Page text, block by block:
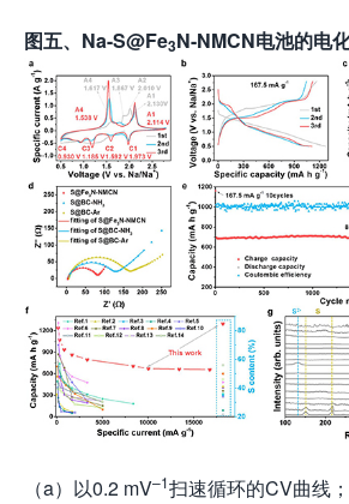
图五、Na-S@Fe3N-NMCN电池的电
（a）以0.2 mV–1扫速循环的CV曲线；